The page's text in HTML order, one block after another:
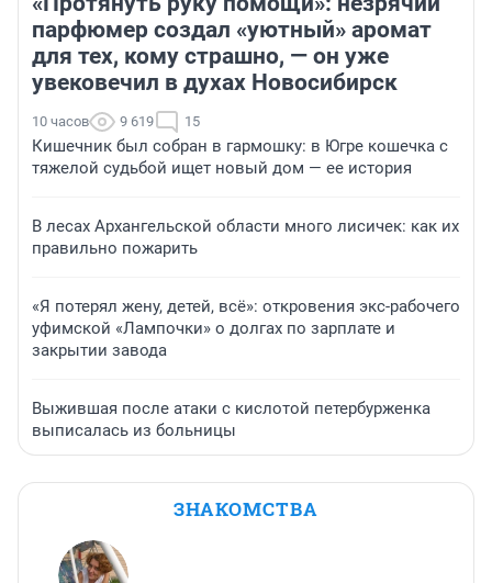
парфюмер создал «уютный» аромат
для тех, кому страшно, — он уже
увековечил в духах Новосибирск
10 часов 9 619 15
Кишечник был собран в гармошку: в Югре кошечка с
тяжелой судьбой ищет новый дом — ее история
В лесах Архангельской области много лисичек: как их
правильно пожарить
«Я потерял жену, детей, всё»: откровения экс-рабочего
уфимской «Лампочки» о долгах по зарплате и
закрытии завода
Выжившая после атаки с кислотой петербурженка
выписалась из больницы
ЗНАКОМСТВА